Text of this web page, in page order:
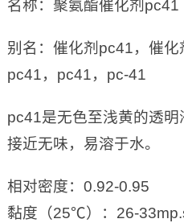
名称：聚氨酯催化剂pc41
别名：催化剂pc41，催化
pc41，pc41，pc-41
pc41是无色至浅黄的透
接近无味，易溶于水。
相对密度：0.92-0.95
黏度（25℃）：26-